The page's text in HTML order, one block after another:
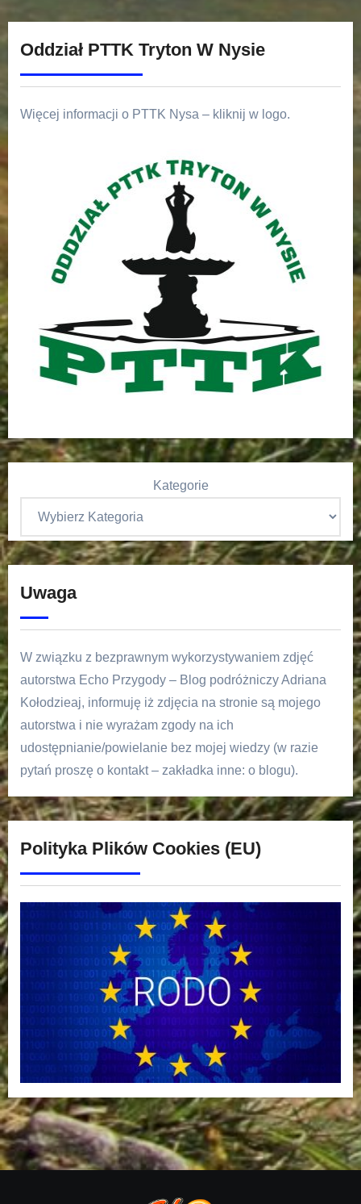
Oddział PTTK Tryton W Nysie
Więcej informacji o PTTK Nysa – kliknij w logo.
Kategorie
Uwaga
W związku z bezprawnym wykorzystywaniem zdjęć
autorstwa Echo Przygody – Blog podróżniczy Adriana
Kołodzieaj, informuję iż zdjęcia na stronie są mojego
autorstwa i nie wyrażam zgody na ich
udostępnianie/powielanie bez mojej wiedzy (w razie
pytań proszę o kontakt – zakładka inne: o blogu).
Polityka Plików Cookies (EU)